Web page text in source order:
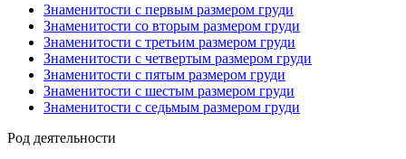
Знаменитости с первым размером груди
Знаменитости со вторым размером груди
Знаменитости с третьим размером груди
Знаменитости с четвертым размером груди
Знаменитости с пятым размером груди
Знаменитости с шестым размером груди
Знаменитости с седьмым размером груди
Род деятельности